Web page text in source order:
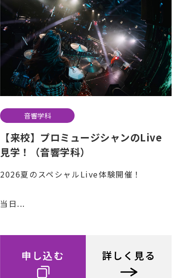
音響学科
【来校】プロミュージシャンのLive
見学！（音響学科）
2026夏のスペシャルLive体験開催！
当日...
申し込む 詳しく見る